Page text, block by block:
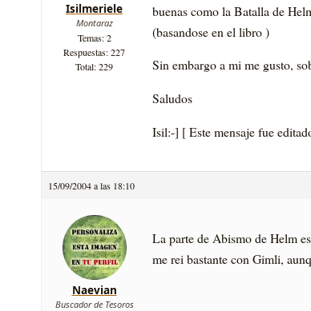
Isilmeriele
Montaraz
Temas: 2
Respuestas: 227
Total: 229
buenas como la Batalla de
(basandose en el libro )
Sin embargo a mi me gusto,
Saludos
Isil:-] [ Este mensaje fue
15/09/2004 a las 18:10
Naevian
Buscador de Tesoros
La parte de Abismo de Helm
me rei bastante con Gimli,